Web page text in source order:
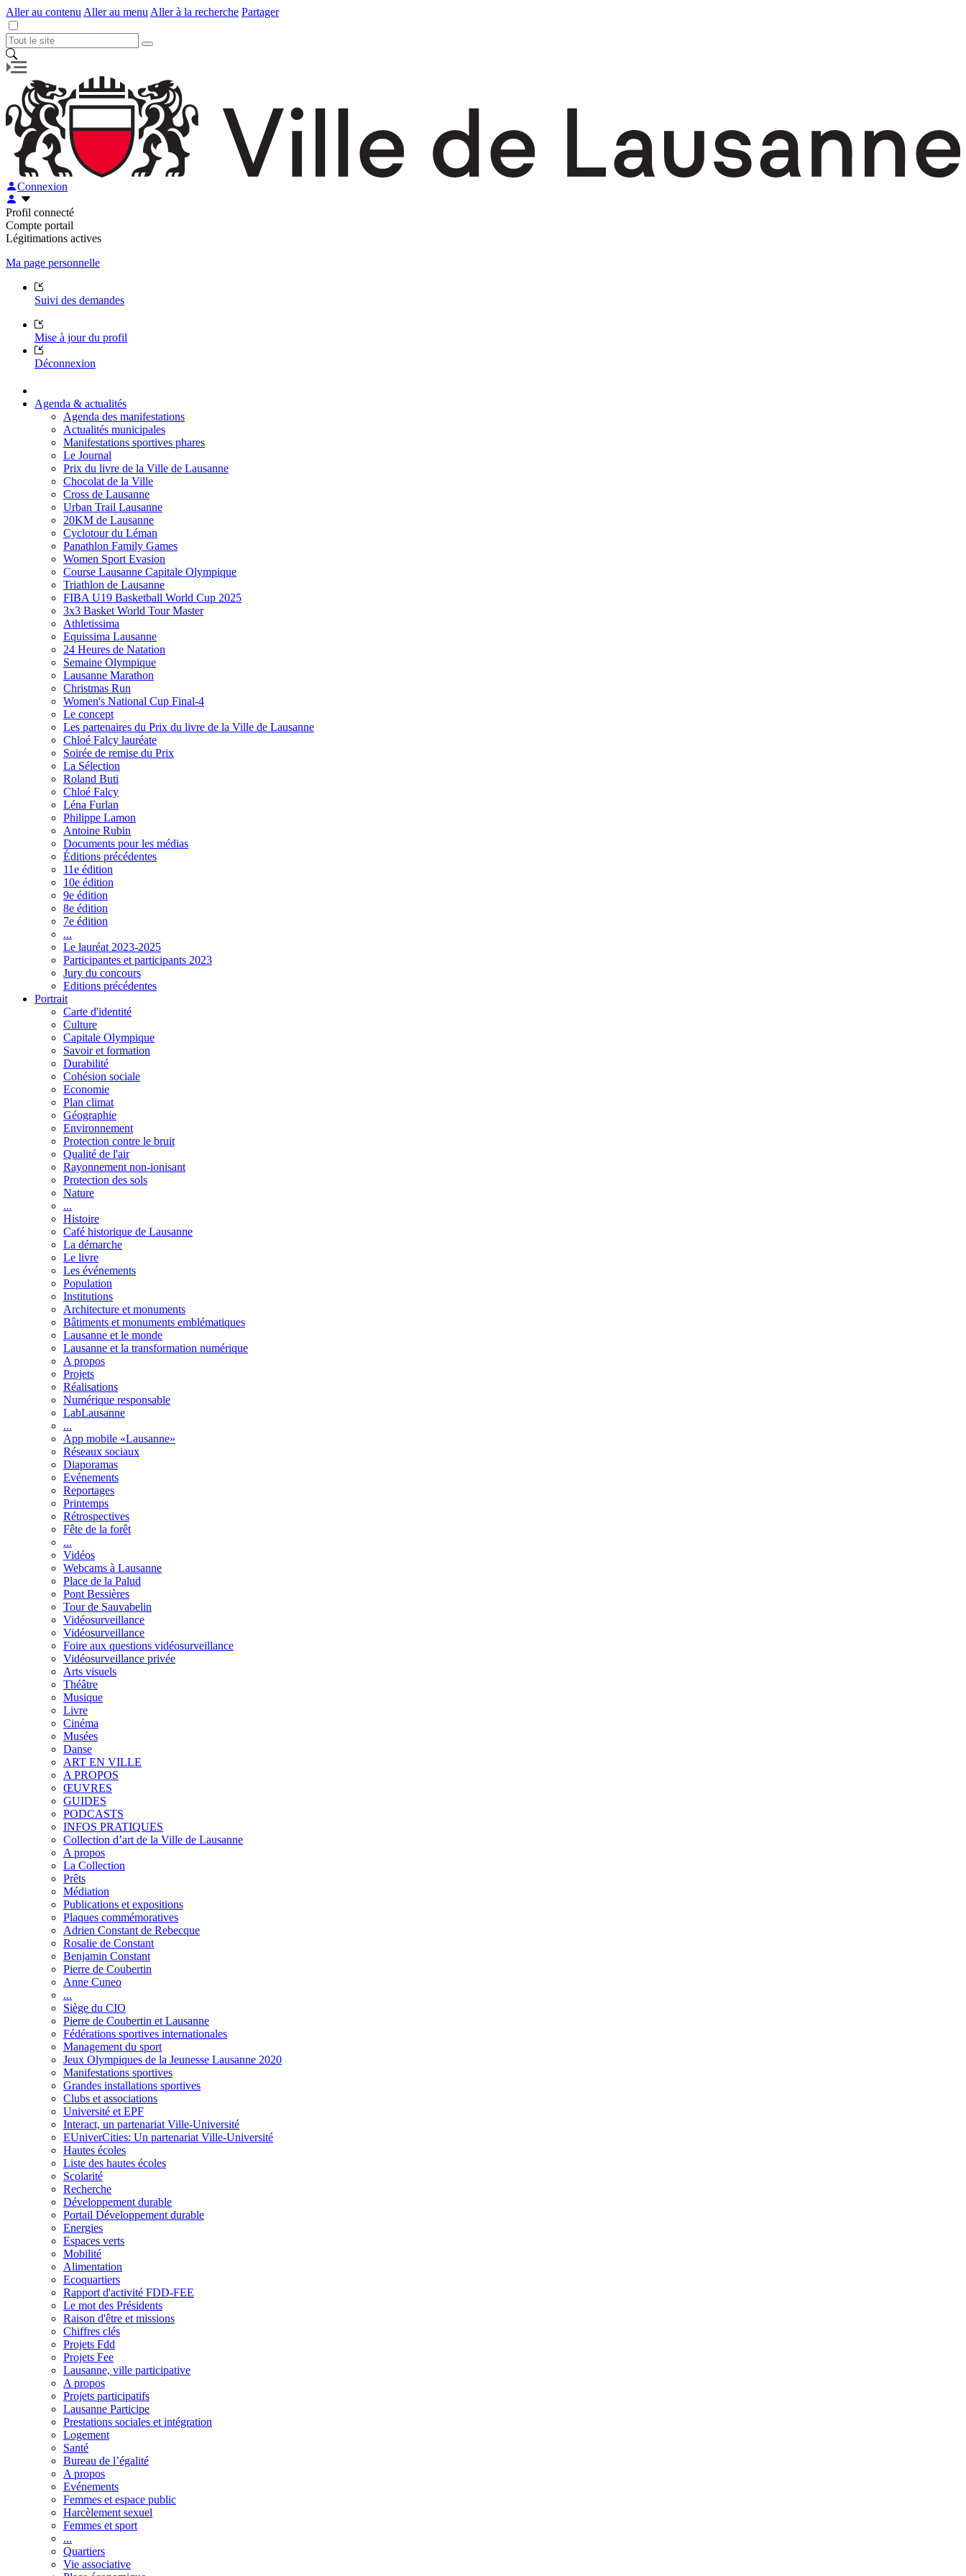
Aller au contenu Aller au menu Aller à la recherche Partager
Connexion
Profil connecté
Compte portail
Légitimations actives
Ma page personnelle
Suivi des demandes
Mise à jour du profil
Déconnexion
Agenda & actualités
Agenda des manifestations
Actualités municipales
Manifestations sportives phares
Le Journal
Prix du livre de la Ville de Lausanne
Chocolat de la Ville
Cross de Lausanne
Urban Trail Lausanne
20KM de Lausanne
Cyclotour du Léman
Panathlon Family Games
Women Sport Evasion
Course Lausanne Capitale Olympique
Triathlon de Lausanne
FIBA U19 Basketball World Cup 2025
3x3 Basket World Tour Master
Athletissima
Equissima Lausanne
24 Heures de Natation
Semaine Olympique
Lausanne Marathon
Christmas Run
Women's National Cup Final-4
Le concept
Les partenaires du Prix du livre de la Ville de Lausanne
Chloé Falcy lauréate
Soirée de remise du Prix
La Sélection
Roland Buti
Chloé Falcy
Léna Furlan
Philippe Lamon
Antoine Rubin
Documents pour les médias
Éditions précédentes
11e édition
10e édition
9e édition
8e édition
7e édition
...
Le lauréat 2023-2025
Participantes et participants 2023
Jury du concours
Editions précédentes
Portrait
Carte d'identité
Culture
Capitale Olympique
Savoir et formation
Durabilité
Cohésion sociale
Economie
Plan climat
Géographie
Environnement
Protection contre le bruit
Qualité de l'air
Rayonnement non-ionisant
Protection des sols
Nature
...
Histoire
Café historique de Lausanne
La démarche
Le livre
Les événements
Population
Institutions
Architecture et monuments
Bâtiments et monuments emblématiques
Lausanne et le monde
Lausanne et la transformation numérique
A propos
Projets
Réalisations
Numérique responsable
LabLausanne
...
App mobile «Lausanne»
Réseaux sociaux
Diaporamas
Evénements
Reportages
Printemps
Rétrospectives
Fête de la forêt
...
Vidéos
Webcams à Lausanne
Place de la Palud
Pont Bessières
Tour de Sauvabelin
Vidéosurveillance
Vidéosurveillance
Foire aux questions vidéosurveillance
Vidéosurveillance privée
Arts visuels
Théâtre
Musique
Livre
Cinéma
Musées
Danse
ART EN VILLE
A PROPOS
ŒUVRES
GUIDES
PODCASTS
INFOS PRATIQUES
Collection d’art de la Ville de Lausanne
A propos
La Collection
Prêts
Médiation
Publications et expositions
Plaques commémoratives
Adrien Constant de Rebecque
Rosalie de Constant
Benjamin Constant
Pierre de Coubertin
Anne Cuneo
...
Siège du CIO
Pierre de Coubertin et Lausanne
Fédérations sportives internationales
Management du sport
Jeux Olympiques de la Jeunesse Lausanne 2020
Manifestations sportives
Grandes installations sportives
Clubs et associations
Université et EPF
Interact, un partenariat Ville-Université
EUniverCities: Un partenariat Ville-Université
Hautes écoles
Liste des hautes écoles
Scolarité
Recherche
Développement durable
Portail Développement durable
Energies
Espaces verts
Mobilité
Alimentation
Ecoquartiers
Rapport d'activité FDD-FEE
Le mot des Présidents
Raison d'être et missions
Chiffres clés
Projets Fdd
Projets Fee
Lausanne, ville participative
A propos
Projets participatifs
Lausanne Participe
Prestations sociales et intégration
Logement
Santé
Bureau de l’égalité
A propos
Evénements
Femmes et espace public
Harcèlement sexuel
Femmes et sport
...
Quartiers
Vie associative